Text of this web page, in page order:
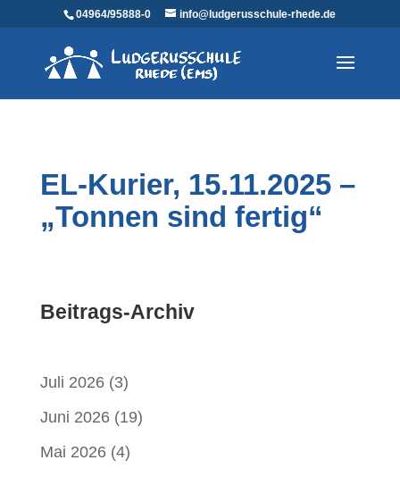
04964/95888-0 info@ludgerusschule-rhede.de
EL-Kurier, 15.11.2025 –
„Tonnen sind fertig“
Beitrags-Archiv
Juli 2026(3)
Juni 2026(19)
Mai 2026(4)